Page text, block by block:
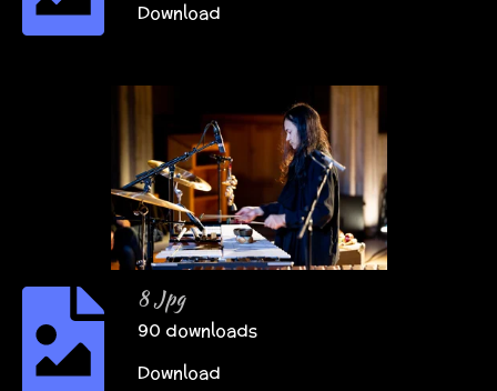
Download
8 Jpg
90 downloads
Download